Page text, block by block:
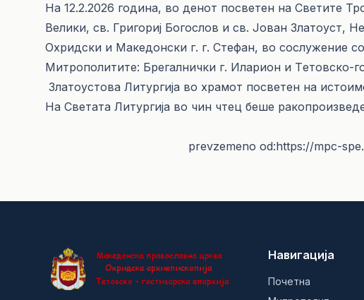
На 12.2.2026 година, во денот посветен на Светите
Велики, св. Григориј Богослов и св. Јован Златоуст,
Охридски и Македонски г. г. Стефан, во сослужение
Митрополитите: Брегалнички г. Иларион и Tетовско-
Златоустова Литургија во храмот посветен на
На Светата Литургија во чин чтец беше
prevzemeno od:https://mpc-
Навигација
Почетна